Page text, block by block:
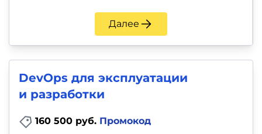
Далее
DevOps для эксплуатации
и разработки
160 500 руб. Промокод